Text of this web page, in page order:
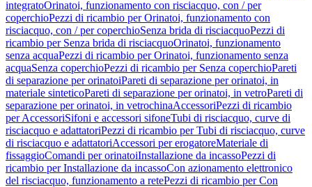
integratoOrinatoi, funzionamento con risciacquo, con / per
coperchioPezzi di ricambio per Orinatoi, funzionamento con
risciacquo, con / per coperchioSenza brida di risciacquoPezzi di
ricambio per Senza brida di risciacquoOrinatoi, funzionamento
senza acquaPezzi di ricambio per Orinatoi, funzionamento senza
acquaSenza coperchioPezzi di ricambio per Senza coperchioPareti
di separazione per orinatoiPareti di separazione per orinatoi, in
materiale sinteticoPareti di separazione per orinatoi, in vetroPareti di
separazione per orinatoi, in vetrochinaAccessoriPezzi di ricambio
per AccessoriSifoni e accessori sifoneTubi di risciacquo, curve di
risciacquo e adattatoriPezzi di ricambio per Tubi di risciacquo, curve
di risciacquo e adattatoriAccessori per erogatoreMateriale di
fissaggioComandi per orinatoiInstallazione da incassoPezzi di
ricambio per Installazione da incassoCon azionamento elettronico
del risciacquo, funzionamento a retePezzi di ricambio per Con